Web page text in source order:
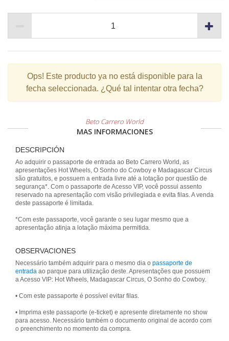
Ops! Este producto ya no está disponible para la
fecha seleccionada. ¿Qué tal intentar otra fecha?
Beto Carrero World
MAS INFORMACIONES
DESCRIPCIÓN
Ao adquirir o passaporte de entrada ao Beto Carrero World, as
apresentações Hot Wheels, O Sonho do Cowboy e Madagascar Circus
são gratuitos, e possuem a entrada livre até a lotação por questão de
segurança*. Com o passaporte de Acesso VIP, você possui assento
reservado na apresentação com visão privilegiada e evita filas. A venda
deste passaporte é limitada.
*Com este passaporte, você garante o seu lugar mesmo que a
apresentação atinja a lotação máxima permitida.
OBSERVACIONES
Necessário também adquirir para o mesmo dia o passaporte de
entrada ao parque para utilização deste. Apresentações que possuem
a Acesso VIP: Hot Wheels, Madagascar Circus, O Sonho do Cowboy.
• Com este passaporte é possível evitar filas.
• Imprima este passaporte (e-ticket) e apresente diretamente no show
para acesso. Necessário também o documento original de acordo com
o preenchimento no momento da compra.